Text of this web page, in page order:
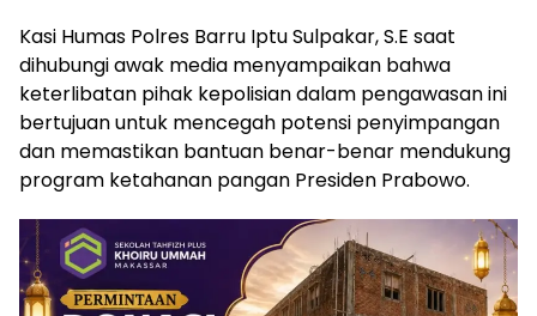
Kasi Humas Polres Barru Iptu Sulpakar, S.E saat
dihubungi awak media menyampaikan bahwa
keterlibatan pihak kepolisian dalam pengawasan ini
bertujuan untuk mencegah potensi penyimpangan
dan memastikan bantuan benar-benar mendukung
program ketahanan pangan Presiden Prabowo.